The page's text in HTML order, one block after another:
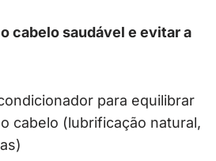
cabelo saudável e evitar a
para equilibrar
cabelo (lubrificação natural,